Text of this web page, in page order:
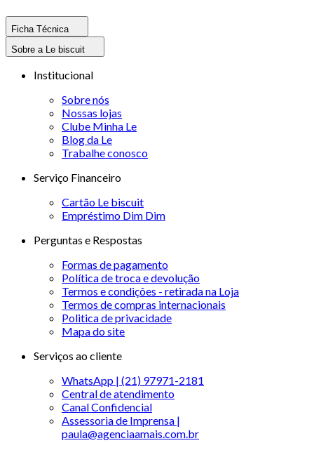
Ficha Técnica
Sobre a Le biscuit
Institucional
Sobre nós
Nossas lojas
Clube Minha Le
Blog da Le
Trabalhe conosco
Serviço Financeiro
Cartão Le biscuit
Empréstimo Dim Dim
Perguntas e Respostas
Formas de pagamento
Política de troca e devolução
Termos e condições - retirada na Loja
Termos de compras internacionais
Politica de privacidade
Mapa do site
Serviços ao cliente
WhatsApp | (21) 97971-2181
Central de atendimento
Canal Confidencial
Assessoria de Imprensa |
paula@agenciaamais.com.br